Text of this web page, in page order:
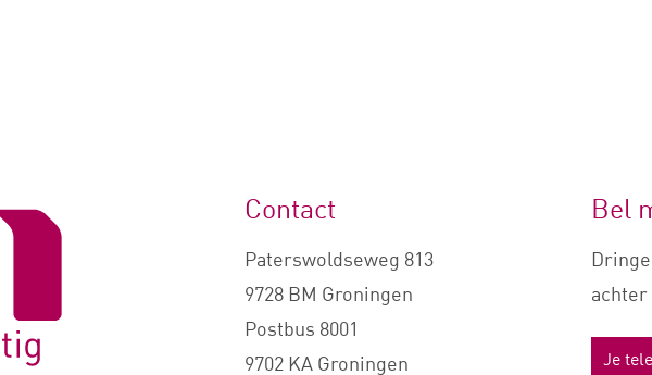
Contact
Paterswoldseweg 813
9728 BM Groningen
Postbus 8001
9702 KA Groningen
Bel
achter